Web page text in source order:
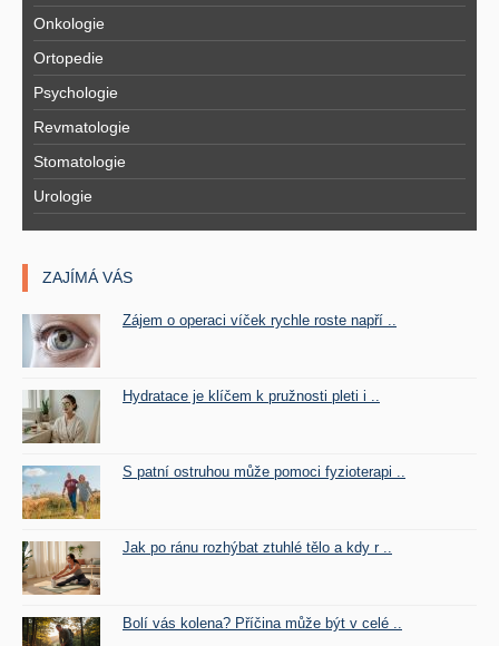
Onkologie
Ortopedie
Psychologie
Revmatologie
Stomatologie
Urologie
ZAJÍMÁ VÁS
Zájem o operaci víček rychle roste napří ..
Hydratace je klíčem k pružnosti pleti i ..
S patní ostruhou může pomoci fyzioterapi ..
Jak po ránu rozhýbat ztuhlé tělo a kdy r ..
Bolí vás kolena? Příčina může být v celé ..